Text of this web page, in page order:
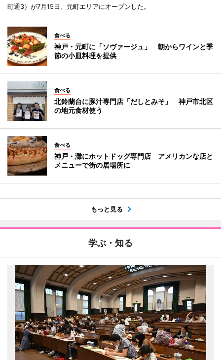
町通3）が7月15日、元町エリアにオープンした。
食べる
神戸・元町に「ソヴァージュ」 朝からワインと季
節の小皿料理を提供
食べる
北鈴蘭台に豚汁専門店「だしとみそ」 神戸市北区
の地元食材使う
食べる
神戸・灘にホットドッグ専門店 アメリカンな店と
メニューで街の居場所に
もっと見る
学ぶ・知る